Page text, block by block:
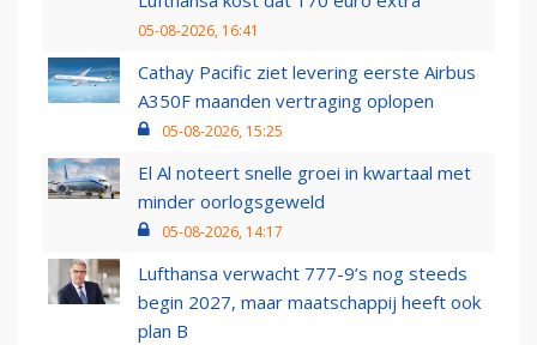
05-08-2026, 16:41
Cathay Pacific ziet levering eerste Airbus
A350F maanden vertraging oplopen
05-08-2026, 15:25
El Al noteert snelle groei in kwartaal met
minder oorlogsgeweld
05-08-2026, 14:17
Lufthansa verwacht 777-9’s nog steeds
begin 2027, maar maatschappij heeft ook
plan B